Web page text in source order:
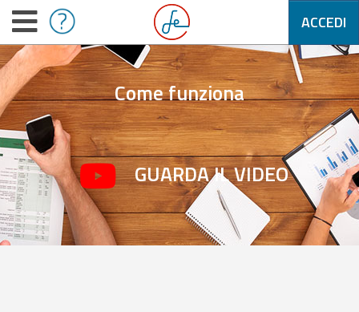
ACCEDI
Come funziona
GUARDA IL VIDEO